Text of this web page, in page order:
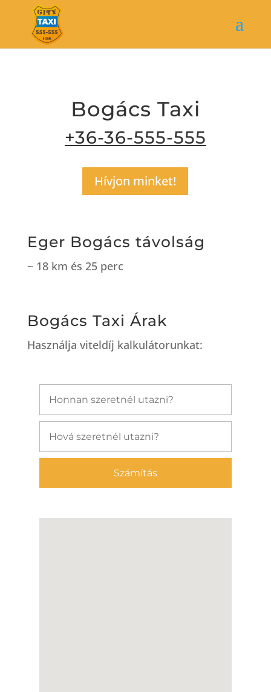
Bogács Taxi
+36-36-555-555
Hívjon minket!
Eger Bogács távolság
~ 18km és 25perc
Bogács Taxi Árak
Használja viteldíj kalkulátorunkat:
Számítás